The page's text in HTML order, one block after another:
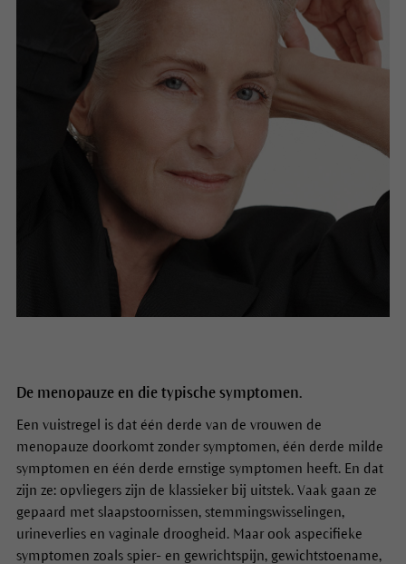
De menopauze en die typische symptomen.
Een vuistregel is dat één derde van de vrouwen de
menopauze doorkomt zonder symptomen, één derde milde
symptomen en één derde ernstige symptomen heeft. En dat
zijn ze: opvliegers zijn de klassieker bij uitstek. Vaak gaan ze
gepaard met slaapstoornissen, stemmingswisselingen,
urineverlies en vaginale droogheid. Maar ook aspecifieke
symptomen zoals spier- en gewrichtspijn, gewichtstoename,